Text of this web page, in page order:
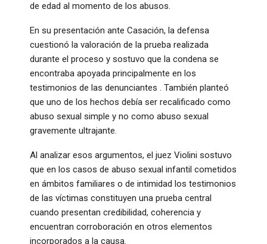
de edad al momento de los abusos.
En su presentación ante Casación, la defensa
cuestionó la valoración de la prueba realizada
durante el proceso y sostuvo que la condena se
encontraba apoyada principalmente en los
testimonios de las denunciantes . También planteó
que uno de los hechos debía ser recalificado como
abuso sexual simple y no como abuso sexual
gravemente ultrajante.
Al analizar esos argumentos, el juez Violini sostuvo
que en los casos de abuso sexual infantil cometidos
en ámbitos familiares o de intimidad los testimonios
de las víctimas constituyen una prueba central
cuando presentan credibilidad, coherencia y
encuentran corroboración en otros elementos
incorporados a la causa.